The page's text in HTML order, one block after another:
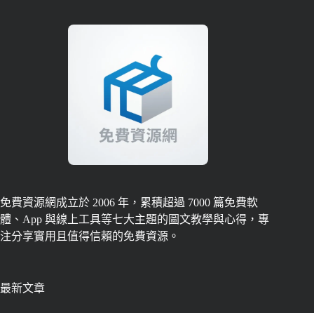
免費資源網成立於 2006 年，累積超過 7000 篇免費軟
體、App 與線上工具等七大主題的圖文教學與心得，專
注分享實用且值得信賴的免費資源。
最新文章